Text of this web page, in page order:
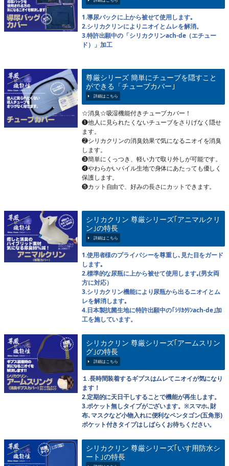
1.導尿バックに上から被せて使用します｡
2.シリカクリンによりニオイとムレを解消。
3.特許出願中の「シリカクリンach-de（エチュー
ド）」加工
尊厳シリーズ 簡単にチューブを隠すこと
ができる「チューブカバー｣
☆消臭☆吸湿機能付きチューブカバー！
❶他人に見られたくないチューブをさりげなく隠せ
ます。
❷シリカクリンの消臭効果で気になるニオイを消臭
します。
❸簡単にくっつき、軽い力で取り外しが可能です。
❹やわらかいパイル生地で身体にあたっても優しく
保護します。
❺カット自由で、好みの長さにカットできます。
シリカクリン 尊厳シリーズ｢アニマルクリ
ン｣の特長
1.使用者様のプライバシーを尊重し､見た目をガード
します｡
2.標準的な尿瓶に上から被せて使用します｡(男女両
方に対応）
3.シリカクリン機能により尿瓶から出るニオイとム
レを解消します｡
4.日本製抗菌生地に特許出願中の｢ｼﾘｶｸﾘﾝach-de｣加
工を施しています。
シリカクリン 尊厳シリーズ｢アームスリン
グ｣の特長
１.長時間装着するギプスはムレてニオイが気になり
ます！
2.定期的に天日干しすることで機能が再生します。
3.ポケット無しタイプがございます。※スマホ､財
布､マスクなど小物入れに便利なペンタゴン(五角形)
ポケット付きタイプはしばらくお待ちください。
シリカクリン 尊厳シリーズ｢いす用防水シ
ート｣の特長